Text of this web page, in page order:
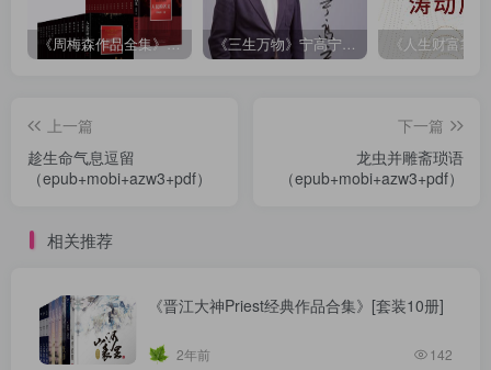
《周梅森作品全集》[共30册] 《三生万物》宁高宁（epub+mobi+azw3+pdf）
上一篇
趁生命气息逗留
（epub+mobi+azw3+pdf）
下一篇
龙虫并雕斋琐语
（epub+mobi+azw3+pdf）
相关推荐
《晋江大神Priest经典作品合集》[套装10册]
2年前 142